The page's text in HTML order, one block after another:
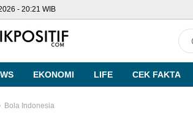
- 20:21 WIB
EKONOMI LIFE CEK FAKTA
Bola Indonesia